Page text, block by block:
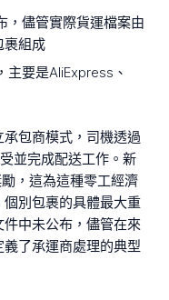
，儘管實際貨運檔案由
裹組成
主要是AliExpress、
包商模式，司機透過
並完成配送工作。新
，這為這種零工經濟
別包裹的具體最大重
中未公布，儘管在來
了承運商處理的典型